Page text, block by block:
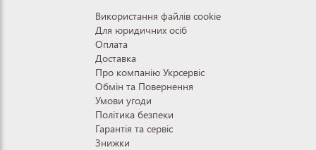
Використання файлів cookie
Для юридичних осіб
Оплата
Доставка
Про компанію Укрсервіс
Обмін та Повернення
Умови угоди
Політика безпеки
Гарантія та сервіс
Знижки